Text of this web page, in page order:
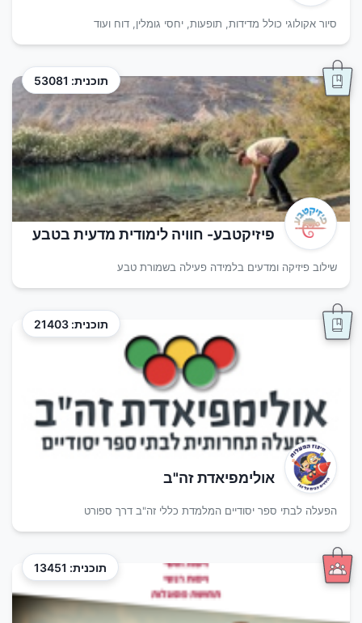
סיור אקולוגי כולל מדידות, תופעות, יחסי גומלין, דוח ועוד
תוכנית: 53081
פיזיקטבע- חוויה לימודית מדעית בטבע
שילוב פיזיקה ומדעים בלמידה פעילה בשמורת טבע
תוכנית: 21403
אולימפיאדת זה"ב
הפעלה לבתי ספר יסודיים המלמדת כללי זה"ב דרך ספורט
תוכנית: 13451